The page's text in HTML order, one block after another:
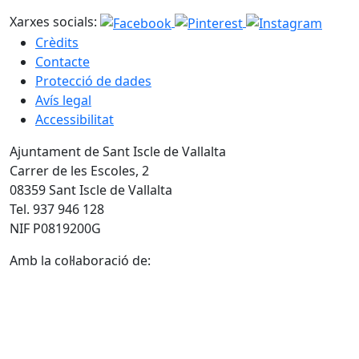
Xarxes socials:
Crèdits
Contacte
Protecció de dades
Avís legal
Accessibilitat
Ajuntament de Sant Iscle de Vallalta
Carrer de les Escoles, 2
08359 Sant Iscle de Vallalta
Tel. 937 946 128
NIF P0819200G
Amb la col·laboració de: